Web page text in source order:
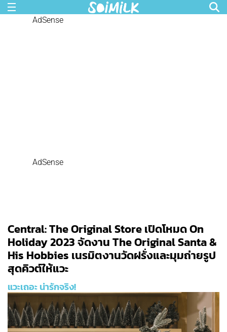
AdSense
AdSense
Central: The Original Store เปิดโหมด On
Holiday 2023 จัดงาน The Original Santa &
His Hobbies เนรมิตงานวัดฝรั่งและมุมถ่ายรูป
สุดคิวต์ให้แวะ
แวะเถอะ น่ารักจริง!